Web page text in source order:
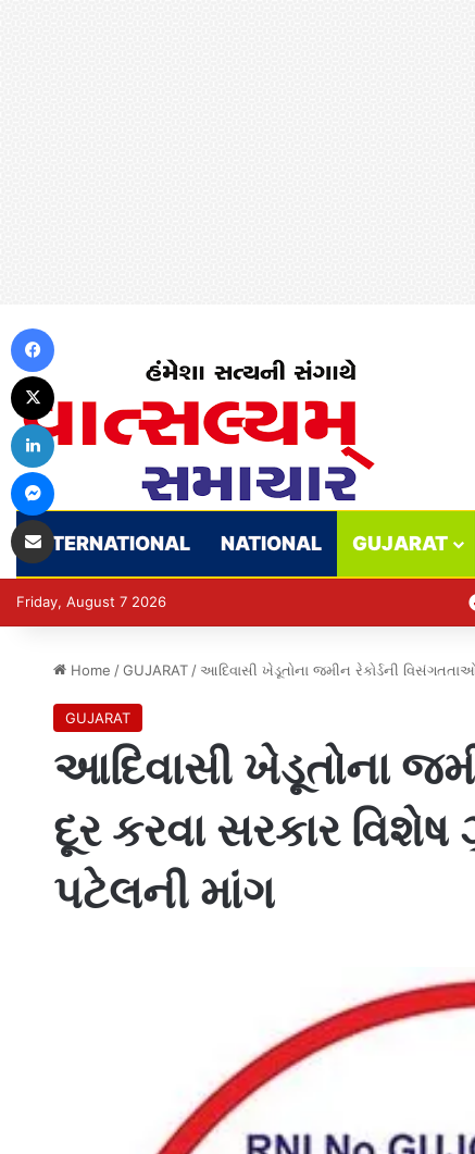
INTERNATIONAL NATIONAL GUJARAT
Friday, August 7 2026
Home / GUJARAT / આદિવાસી ખેડૂતોના જમીન રેકોર્ડની
GUJARAT
આદિવાસી ખેડૂતોના
દૂર કરવા સરકાર
પટેલની માંગ
LinkedIn